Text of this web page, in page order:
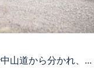
山道から分かれ、...